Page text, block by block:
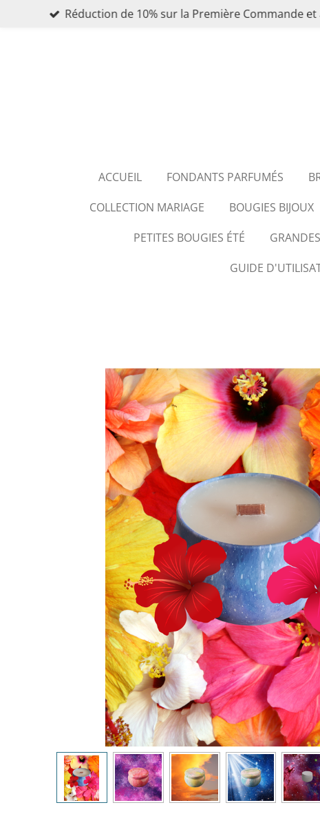
Réduction de 10% sur la Première Commande et
ACCUEIL FONDANTS PARFUMÉS
COLLECTION MARIAGE
BOUGIES BIJOUX
PETITES BOUGIES ÉTÉ
GUIDE